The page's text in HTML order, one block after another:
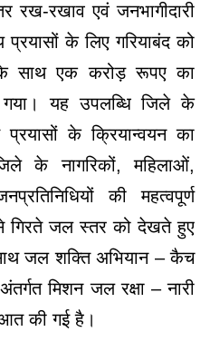
रखाव एवं जनभागीदारी
के लिए गरियाबंद को
साथ एक करोड़ रूपए का
गया। यह उपलब्धि जिले के
प्रयासों के क्रियान्वयन का
के नागरिकों, महिलाओं,
की महत्वपूर्ण
गिरते जल स्तर को देखते हुए
जल शक्ति अभियान – कैच
मिशन जल रक्षा – नारी
की गई है।